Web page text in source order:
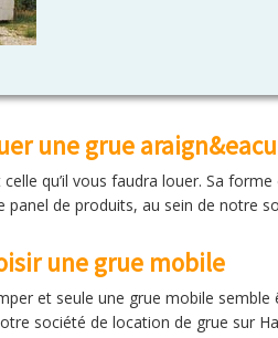
une grue
qu’il vous faudra louer. Sa
de produits, au sein de notre
une grue mobile
et seule une grue mobile
société de location de grue sur